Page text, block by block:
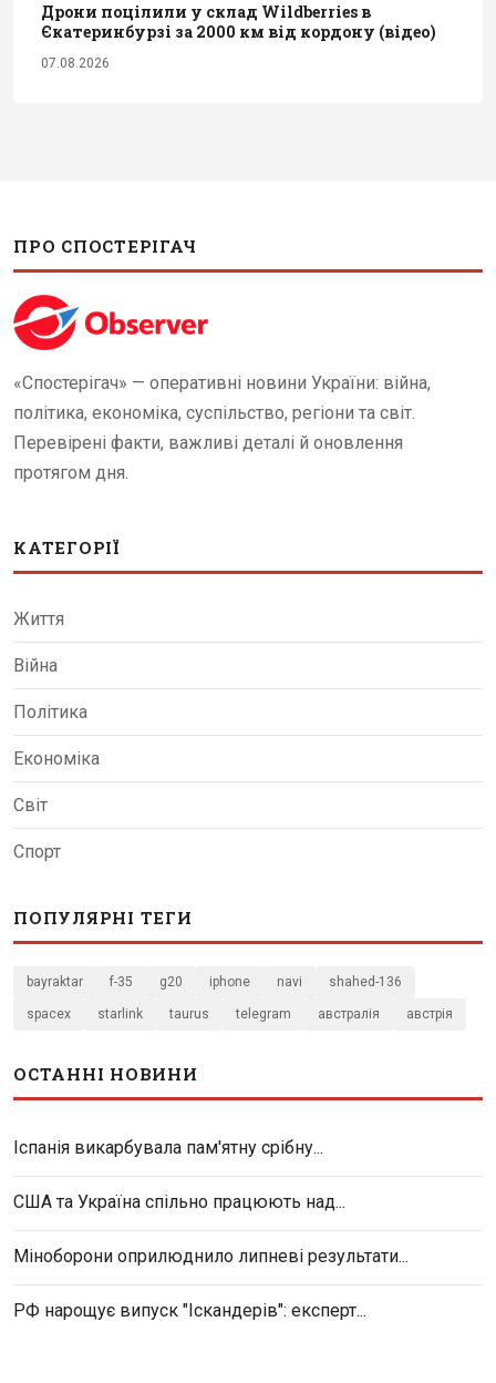
Дрони поцілили у склад Wildberries в
Єкатеринбурзі за 2000 км від кордону (відео)
07.08.2026
ПРО СПОСТЕРІГАЧ
«Спостерігач» — оперативні новини України: війна,
політика, економіка, суспільство, регіони та світ.
Перевірені факти, важливі деталі й оновлення
протягом дня.
КАТЕГОРІЇ
Життя
Війна
Політика
Економіка
Світ
Спорт
ПОПУЛЯРНІ ТЕГИ
bayraktar f-35 g20 iphone navi shahed-136
spacex starlink taurus telegram австралія австрія
ОСТАННІ НОВИНИ
Іспанія викарбувала пам'ятну срібну...
США та Україна спільно працюють над...
Міноборони оприлюднило липневі результати...
РФ нарощує випуск "Іскандерів": експерт...